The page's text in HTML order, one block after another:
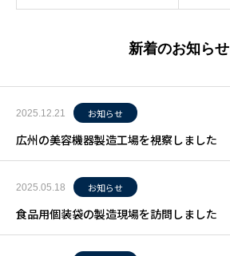
新着のお知らせ
2025.12.21 お知らせ
広州の美容機器製造工場を視察しました
2025.05.18 お知らせ
食品用個装袋の製造現場を訪問しました